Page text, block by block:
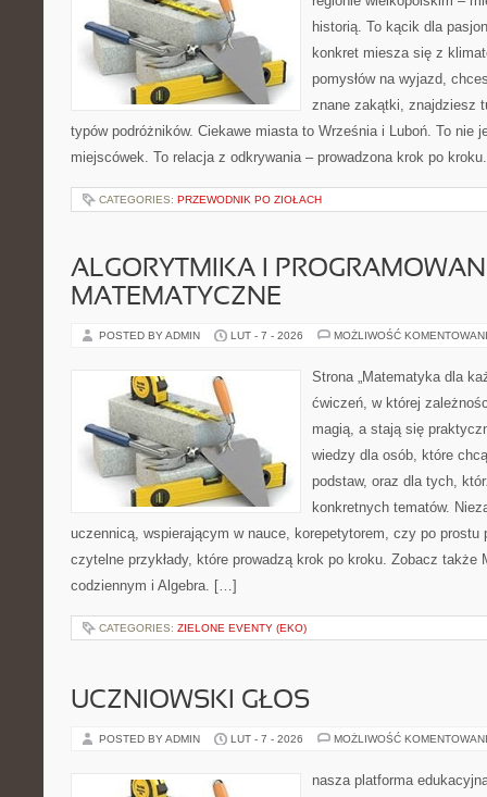
historią. To kącik dla
konkret miesza się z
pomysłów na wyjazd,
znane zakątki, znajdziesz
typów podróżników. Ciekawe miasta to Września i Luboń. To nie
miejscówek. To relacja z odkrywania – prowadzona krok po
CATEGORIES: PRZEWODNIK PO ZIOŁACH
ALGORYTMIKA I
MATEMATYCZNE
POSTED BY ADMIN LUT - 7 - 2026 MOŻLIWOŚĆ
Strona „Matematyka dla
ćwiczeń, w której
magią, a stają się
wiedzy dla osób, które
podstaw, oraz dla tych,
konkretnych tematów.
uczennicą, wspierającym w nauce, korepetytorem, czy po prostu
czytelne przykłady, które prowadzą krok po kroku. Zobacz także
codziennym i Algebra. […]
CATEGORIES: ZIELONE EVENTY (EKO)
UCZNIOWSKI GŁOS
POSTED BY ADMIN LUT - 7 - 2026 MOŻLIWOŚĆ
nasza platforma